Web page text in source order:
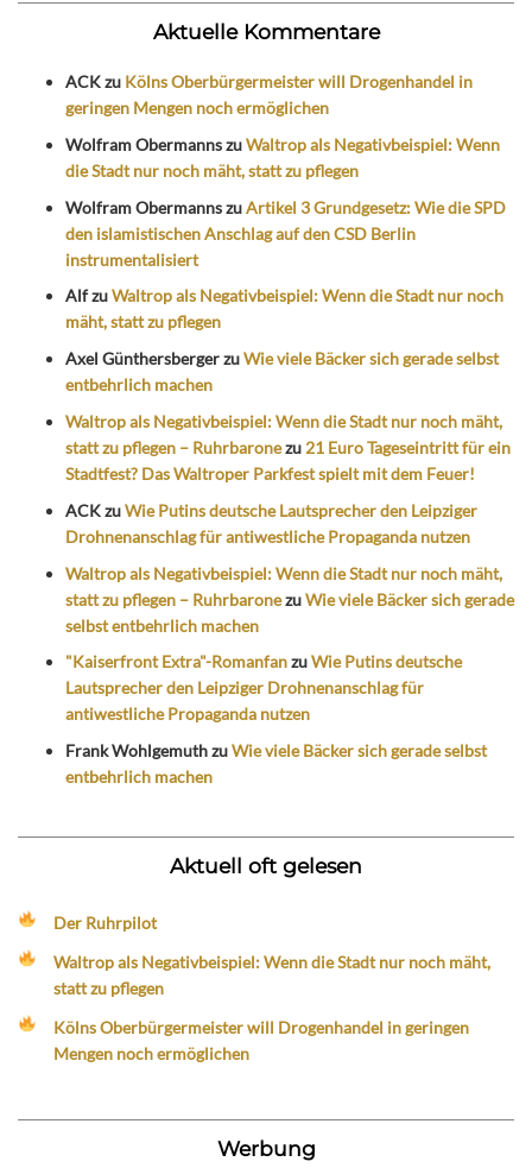
Aktuelle Kommentare
ACKzu Kölns Oberbürgermeister will Drogenhandel in
geringen Mengen noch ermöglichen
Wolfram ObermannszuWaltrop als Negativbeispiel: Wenn
die Stadt nur noch mäht, statt zu pflegen
Wolfram ObermannszuArtikel 3 Grundgesetz: Wie die SPD
den islamistischen Anschlag auf den CSD Berlin
instrumentalisiert
AlfzuWaltrop als Negativbeispiel: Wenn die Stadt nur noch
mäht, statt zu pflegen
Axel GünthersbergerzuWie viele Bäcker sich gerade selbst
entbehrlich machen
Waltrop als Negativbeispiel: Wenn die Stadt nur noch mäht,
statt zu pflegen – Ruhrbaronezu 21 Euro Tageseintritt für ein
Stadtfest? Das Waltroper Parkfest spielt mit dem Feuer!
ACKzuWie Putins deutsche Lautsprecher den Leipziger
Drohnenanschlag für antiwestliche Propaganda nutzen
Waltrop als Negativbeispiel: Wenn die Stadt nur noch mäht,
statt zu pflegen – RuhrbaronezuWie viele Bäcker sich gerade
selbst entbehrlich machen
"Kaiserfront Extra"-RomanfanzuWie Putins deutsche
Lautsprecher den Leipziger Drohnenanschlag für
antiwestliche Propaganda nutzen
Frank WohlgemuthzuWie viele Bäcker sich gerade selbst
entbehrlich machen
Aktuell oft gelesen
Der Ruhrpilot
Waltrop als Negativbeispiel: Wenn die Stadt nur noch mäht,
statt zu pflegen
Kölns Oberbürgermeister will Drogenhandel in geringen
Mengen noch ermöglichen
Werbung